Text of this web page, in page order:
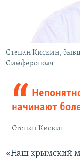
Степан Кискин,
Симферополя
начинают
Степан Кискин
«Наш крымский